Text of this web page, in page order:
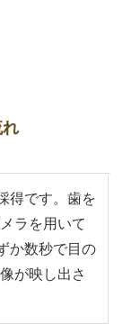
得です。歯を
ラを用いて
か数秒で目の
が映し出さ